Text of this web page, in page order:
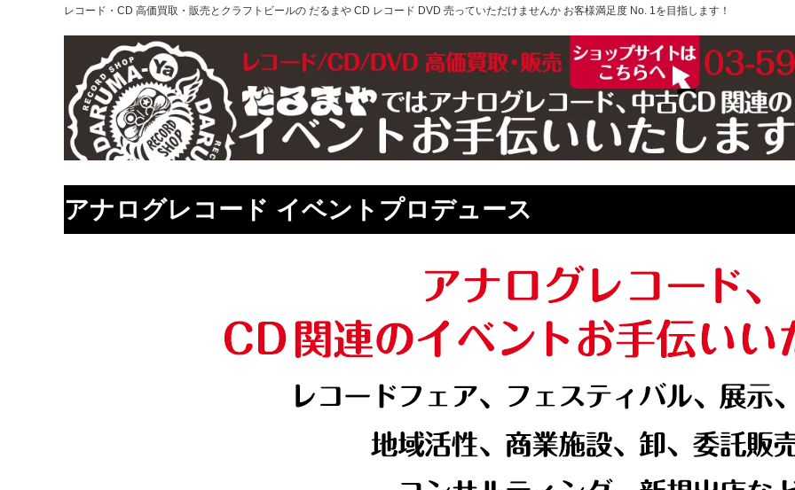
レコード・CD 高価買取・販売とクラフトビールの だるまや CD レコード DVD 売っていただけませんか お客様満足度 No. 1を目指します！
アナログレコード イベントプロデュース